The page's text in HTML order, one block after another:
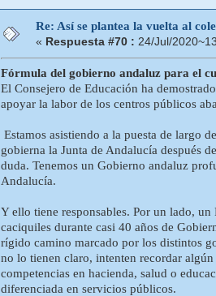
Re: Así se plantea la vuelta al
« Respuesta #70 : 24/Jul/
Fórmula del gobierno andaluz para el
El Consejero de Educación ha
apoyar la labor de los centros públicos
Estamos asistiendo a la puesta de largo
gobierna la Junta de Andalucía después
duda. Tenemos un Gobierno andaluz
Andalucía.
Y ello tiene responsables. Por un lado,
caciquiles durante casi 40 años de
rígido camino marcado por los distintos
no lo tienen claro, intenten recordar
competencias en hacienda, salud o
diferenciada en servicios públicos.